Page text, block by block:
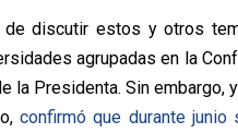
de discutir estos y otros
agrupadas en la
la Presidenta. Sin
confirmó que durante